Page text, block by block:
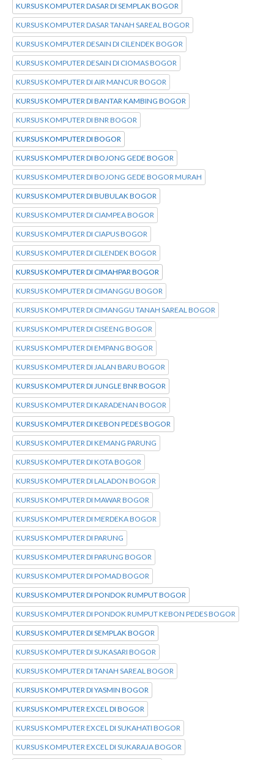
KURSUS KOMPUTER DASAR DI SEMPLAK BOGOR
KURSUS KOMPUTER DASAR TANAH SAREAL BOGOR
KURSUS KOMPUTER DESAIN DI CILENDEK BOGOR
KURSUS KOMPUTER DESAIN DI CIOMAS BOGOR
KURSUS KOMPUTER DI AIR MANCUR BOGOR
KURSUS KOMPUTER DI BANTAR KAMBING BOGOR
KURSUS KOMPUTER DI BNR BOGOR
KURSUS KOMPUTER DI BOGOR
KURSUS KOMPUTER DI BOJONG GEDE BOGOR
KURSUS KOMPUTER DI BOJONG GEDE BOGOR MURAH
KURSUS KOMPUTER DI BUBULAK BOGOR
KURSUS KOMPUTER DI CIAMPEA BOGOR
KURSUS KOMPUTER DI CIAPUS BOGOR
KURSUS KOMPUTER DI CILENDEK BOGOR
KURSUS KOMPUTER DI CIMAHPAR BOGOR
KURSUS KOMPUTER DI CIMANGGU BOGOR
KURSUS KOMPUTER DI CIMANGGU TANAH SAREAL BOGOR
KURSUS KOMPUTER DI CISEENG BOGOR
KURSUS KOMPUTER DI EMPANG BOGOR
KURSUS KOMPUTER DI JALAN BARU BOGOR
KURSUS KOMPUTER DI JUNGLE BNR BOGOR
KURSUS KOMPUTER DI KARADENAN BOGOR
KURSUS KOMPUTER DI KEBON PEDES BOGOR
KURSUS KOMPUTER DI KEMANG PARUNG
KURSUS KOMPUTER DI KOTA BOGOR
KURSUS KOMPUTER DI LALADON BOGOR
KURSUS KOMPUTER DI MAWAR BOGOR
KURSUS KOMPUTER DI MERDEKA BOGOR
KURSUS KOMPUTER DI PARUNG
KURSUS KOMPUTER DI PARUNG BOGOR
KURSUS KOMPUTER DI POMAD BOGOR
KURSUS KOMPUTER DI PONDOK RUMPUT BOGOR
KURSUS KOMPUTER DI PONDOK RUMPUT KEBON PEDES BOGOR
KURSUS KOMPUTER DI SEMPLAK BOGOR
KURSUS KOMPUTER DI SUKASARI BOGOR
KURSUS KOMPUTER DI TANAH SAREAL BOGOR
KURSUS KOMPUTER DI YASMIN BOGOR
KURSUS KOMPUTER EXCEL DI BOGOR
KURSUS KOMPUTER EXCEL DI SUKAHATI BOGOR
KURSUS KOMPUTER EXCEL DI SUKARAJA BOGOR